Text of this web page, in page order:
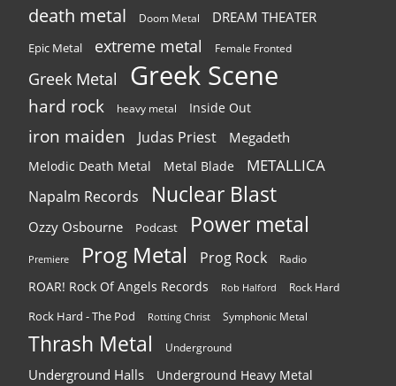
death metal Doom Metal DREAM THEATER
Epic Metal extreme metal Female Fronted
Greek Metal Greek Scene
hard rock heavy metal Inside Out
iron maiden Judas Priest Megadeth
Melodic Death Metal Metal Blade METALLICA
Napalm Records Nuclear Blast
Ozzy Osbourne Podcast Power metal
Premiere Prog Metal Prog Rock Radio
ROAR! Rock Of Angels Records Rob Halford Rock Hard
Rock Hard - The Pod Rotting Christ Symphonic Metal
Thrash Metal Underground
Underground Halls Underground Heavy Metal